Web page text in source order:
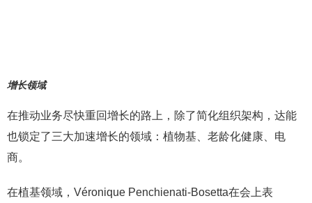
增长领域
在推动业务尽快重回增长的路上，除了简化组织架构，达能
也锁定了三大加速增长的领域：植物基、老龄化健康、电
商。
在植基领域，Véronique Penchienati-Bosetta在会上表